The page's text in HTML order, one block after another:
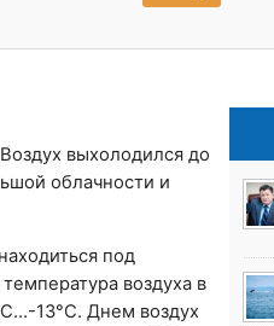
выхолодился до
облачности и
под
воздуха в
13°C. Днем воздух